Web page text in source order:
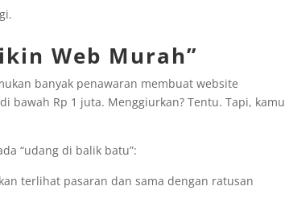
Web Murah”
banyak penawaran membuat website
bawah Rp 1 juta. Menggiurkan? Tentu. Tapi, kamu
“udang di balik batu”:
terlihat pasaran dan sama dengan ratusan